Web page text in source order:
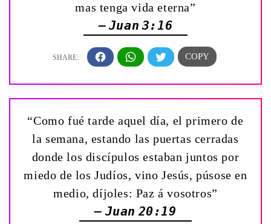
mas tenga vida eterna”
— Juan 3:16
“Como fué tarde aquel día, el primero de
la semana, estando las puertas cerradas
donde los discípulos estaban juntos por
miedo de los Judíos, vino Jesús, púsose en
medio, díjoles: Paz á vosotros”
— Juan 20:19